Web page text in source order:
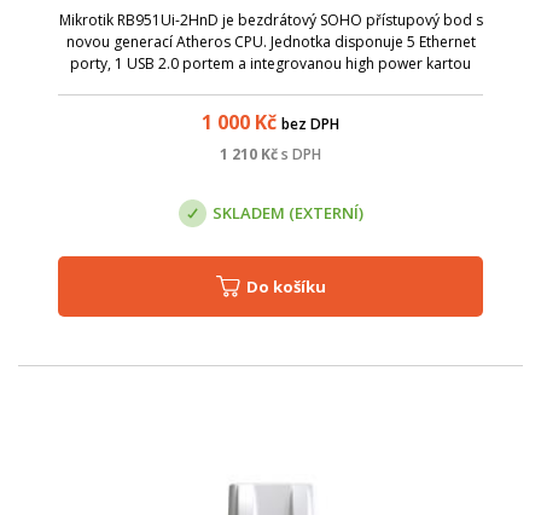
Mikrotik RB951Ui-2HnD je bezdrátový SOHO přístupový bod s
novou generací Atheros CPU. Jednotka disponuje 5 Ethernet
porty, 1 USB 2.0 portem a integrovanou high power kartou
1 000 Kč bez DPH
1 210 Kčs DPH
SKLADEM (EXTERNÍ)
Do košíku